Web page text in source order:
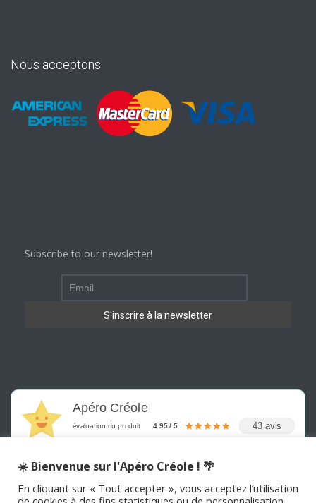
Nous acceptons
Subscribe to our newsletter!
Apéro Créole
évaluation du produit 4.95 / 5 43 avis
☀️ Bienvenue sur l'Apéro Créole ! 🌴
En cliquant sur « Tout accepter », vous acceptez l’utilisation